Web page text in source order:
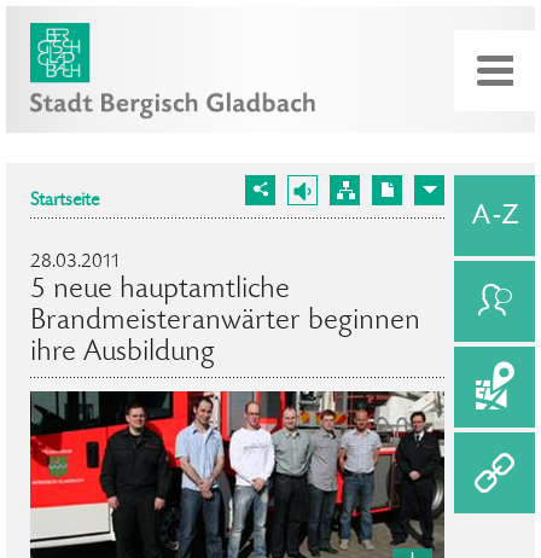
Startseite
28.03.2011
5 neue hauptamtliche
Brandmeisteranwärter beginnen
ihre Ausbildung